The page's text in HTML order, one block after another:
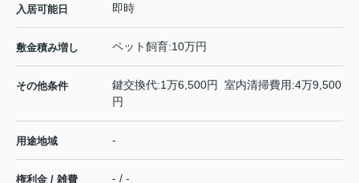
入居可能日 即時
敷金積み増し ペット飼育:10万円
その他条件
鍵交換代:1万6,500円 室内清掃費用:4万9,500
円
用途地域 -
権利金 / 雑費 - / -